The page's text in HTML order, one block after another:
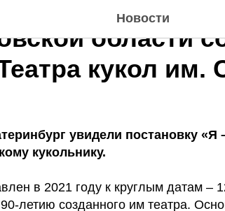
Новости
области
кукол
увидели постановку «Я
кукольнику.
в 2021 году к круглым датам –
летию созданного им театра.